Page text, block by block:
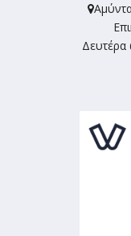
Δευτέρα